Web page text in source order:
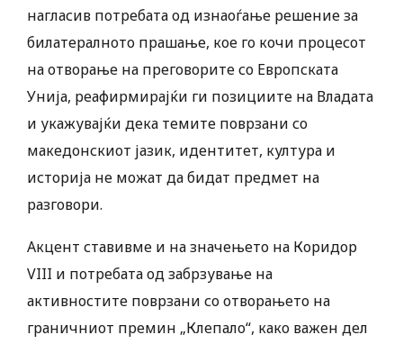
нагласив потребата од изнаоѓање решение за
билатералното прашање, кое го кочи процесот
на отворање на преговорите со Европската
Унија, реафирмирајќи ги позициите на Владата
и укажувајќи дека темите поврзани со
македонскиот јазик, идентитет, култура и
историја не можат да бидат предмет на
разговори.
Акцент ставивме и на значењето на Коридор
VIII и потребата од забрзување на
активностите поврзани со отворањето на
граничниот премин „Клепало“, како важен дел